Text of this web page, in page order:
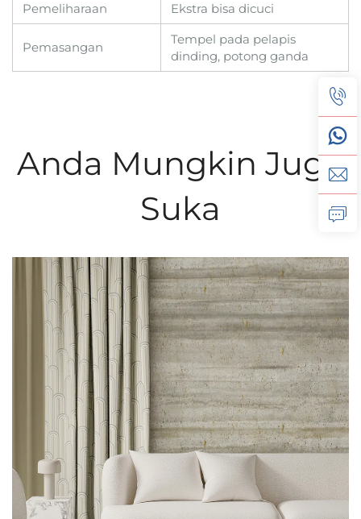
Pemeliharaan
Ekstra bisa dicuci
Pemasangan
Tempel pada pelapis
dinding, potong ganda
Anda Mungkin Juga
Suka